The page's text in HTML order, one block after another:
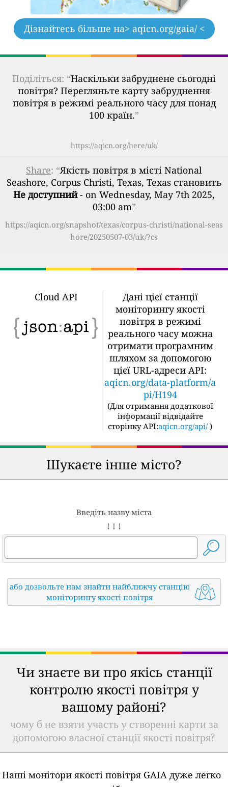
Дізнайтесь більше на> aqicn.org/gaia/ <
Поділіться: “Наскільки забруднене сьогодні
повітря? Перегляньте карту забруднення
повітря в режимі реального часу для понад
100 країн.”
https://aqicn.org/here/uk/
Share: “Якість повітря в місті National
Seashore, Corpus Christi, Texas, Texas становить
Не доступний- on Wednesday, May 7th 2025,
03:00 am”
https://aqicn.org/snapshot/texas/corpus-christi/national-seas
hore/20250507-03/uk/?cs
Cloud API
Дані цієї станції
моніторингу якості
повітря в режимі
реального часу можна
отримати програмним
шляхом за допомогою
цієї URL-адреси API:
aqicn.org/data-platform/a
pi/H194
(Для отримання додаткової
інформації відвідайте
сторінку API:aqicn.org/api/ )
Шукаєте інше місто?
Введіть назву міста
↓ ↓ ↓
або дозвольте нам знайти найближчу станцію
моніторингу якості повітря
Чи знаєте ви про якісь станції
контролю якості повітря у
вашому районі?
чому б не взяти участь у створенні карти за
допомогою власної станції якості повітря?
Наші монітори якості повітря GAIA дуже легко